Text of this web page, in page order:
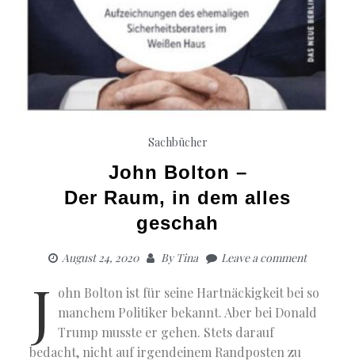
Sachbücher
John Bolton –
Der Raum, in dem alles
geschah
August 24, 2020 ByTina Leave a comment
J ohn Bolton ist für seine Hartnäckigkeit bei so
manchem Politiker bekannt. Aber bei Donald
Trump musste er gehen. Stets darauf
bedacht, nicht auf irgendeinem Randposten zu